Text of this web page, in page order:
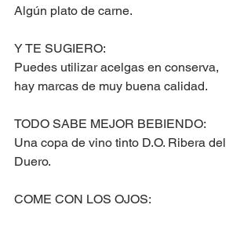
Algún plato de carne.
Y TE SUGIERO:
Puedes utilizar acelgas en conserva,
hay marcas de muy buena calidad.
TODO SABE MEJOR BEBIENDO:
Una copa de vino tinto D.O. Ribera del
Duero.
COME CON LOS OJOS: